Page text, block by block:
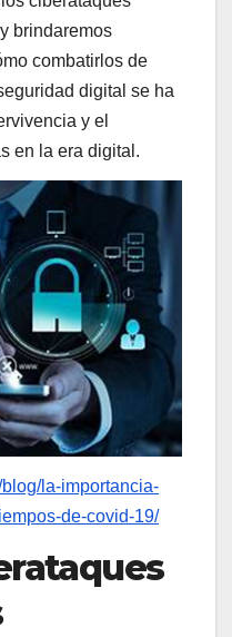
brindaremos
combatirlos de
digital se ha
y el
en la era digital.
la-importancia-
de-covid-19/